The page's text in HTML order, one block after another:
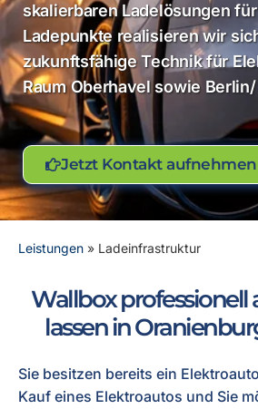
skalierbaren Ladelösungen
Ladepunkte realisieren wir
zukunftsfähige Technik für
Raum Oberhavel sowie
Jetzt Kontakt aufnehmen
Leistungen » Ladeinfrastruktur
Wallbox professionell
lassen in
Sie besitzen bereits ein
Kauf eines Elektroautos und Sie